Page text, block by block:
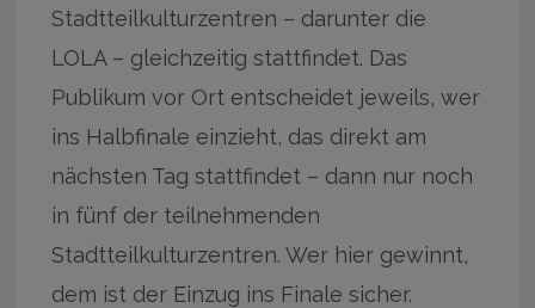
Stadtteilkulturzentren – darunter die
LOLA – gleichzeitig stattfindet. Das
Publikum vor Ort entscheidet jeweils, wer
ins Halbfinale einzieht, das direkt am
nächsten Tag stattfindet – dann nur noch
in fünf der teilnehmenden
Stadtteilkulturzentren. Wer hier gewinnt,
dem ist der Einzug ins Finale sicher.